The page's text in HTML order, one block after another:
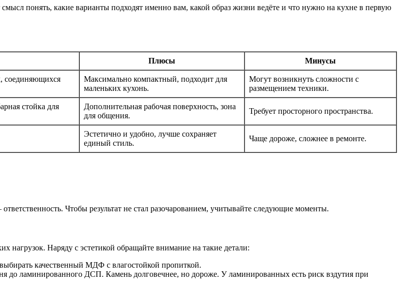
понять, какие варианты подходят именно вам, какой образ жизни ведёте и что нужно на кухне в первую
Плюсы Минусы
соединяющихся
Максимально компактный, подходит для
маленьких кухонь.
Могут возникнуть сложности с
размещением техники.
стойка для
Дополнительная рабочая поверхность, зона
для общения.
Требует просторного пространства.
Эстетично и удобно, лучше сохраняет
единый стиль.
Чаще дороже, сложнее в ремонте.
Чтобы результат не стал разочарованием, учитывайте следующие моменты.
Наряду с эстетикой обращайте внимание на такие детали:
качественный МДФ с влагостойкой пропиткой.
ламинированного ДСП. Камень долговечнее, но дороже. У ламинированных есть риск вздутия при